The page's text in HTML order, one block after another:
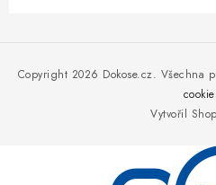
Vytvořil
Copyright 2026 Dokose.cz. Všechna